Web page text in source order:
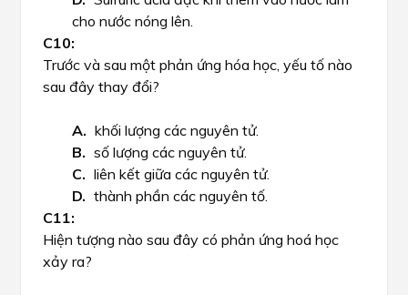
cho nước nóng lên.
Trước và sau một phản ứng hóa học, yếu tố nào
sau đây thay đổi?
khối lượng các nguyên tử.
số lượng các nguyên tử.
liên kết giữa các nguyên tử.
thành phần các nguyên tố.
Hiện tượng nào sau đây có phản ứng hoá học
xảy ra?